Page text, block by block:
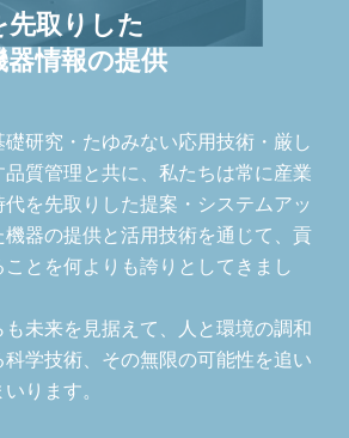
先取りした
器情報の提供
研究・たゆみない応⽤技術・厳し
品質管理と共に、私たちは常に産業
を先取りした提案・システムアッ
機器の提供と活⽤技術を通じて、貢
とを何よりも誇りとしてきまし
も未来を⾒据えて、⼈と環境の調和
科学技術、その無限の可能性を追い
ります。